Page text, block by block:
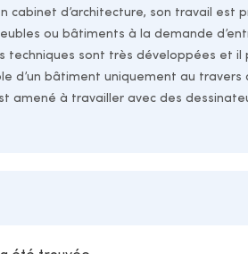
cabinet d’architecture, son travail est
ou bâtiments à la demande
techniques sont très développées et il
d’un bâtiment uniquement au travers
amené à travailler avec des